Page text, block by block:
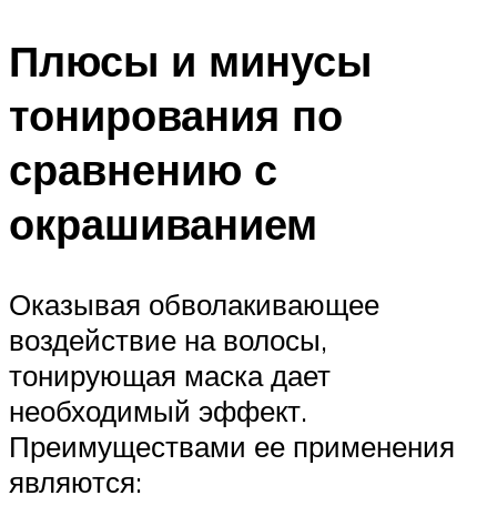
Плюсы и минусы
тонирования по
сравнению с
окрашиванием
Оказывая обволакивающее
воздействие на волосы,
тонирующая маска дает
необходимый эффект.
Преимуществами ее применения
являются: